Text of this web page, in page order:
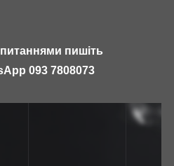
пишіть
093 7808073